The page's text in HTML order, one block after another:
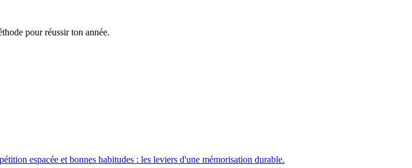
pour réussir ton année.
espacée et bonnes habitudes : les leviers d'une mémorisation durable.